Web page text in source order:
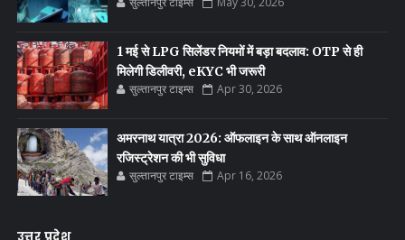
1 मई से LPG सिलेंडर नियमों में बड़ा बदलाव: OTP से ही
मिलेगी डिलीवरी, eKYC भी जरूरी
सुल्तानपुर टाइम्स Apr 30, 2026
अमरनाथ यात्रा 2026: ऑफलाइन के साथ ऑनलाइन
रजिस्ट्रेशन की भी सुविधा
सुल्तानपुर टाइम्स Apr 16, 2026